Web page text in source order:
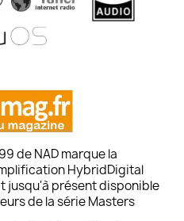
de NAD marque la
HybridDigital
jusqu'à présent disponible
de la série Masters